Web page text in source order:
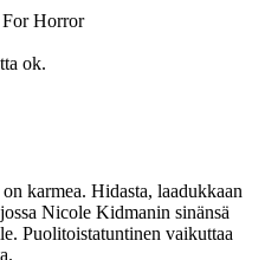
Horror
ok.
karmea. Hidasta, laadukkaan
Nicole Kidmanin sinänsä
Puolitoistatuntinen vaikuttaa